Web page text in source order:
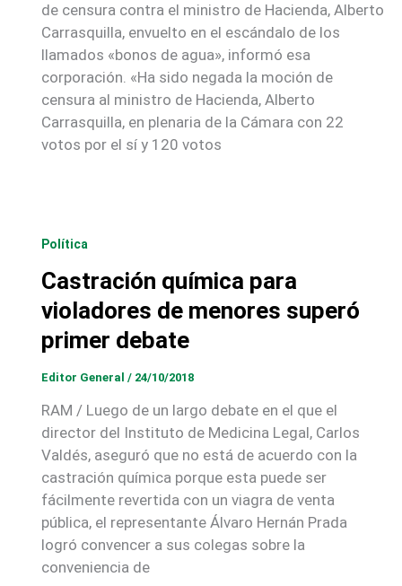
de censura contra el ministro de Hacienda, Alberto
Carrasquilla, envuelto en el escándalo de los
llamados «bonos de agua», informó esa
corporación. «Ha sido negada la moción de
censura al ministro de Hacienda, Alberto
Carrasquilla, en plenaria de la Cámara con 22
votos por el sí y 120 votos
Política
Castración química para
violadores de menores superó
primer debate
Editor General / 24/10/2018
RAM / Luego de un largo debate en el que el
director del Instituto de Medicina Legal, Carlos
Valdés, aseguró que no está de acuerdo con la
castración química porque esta puede ser
fácilmente revertida con un viagra de venta
pública, el representante Álvaro Hernán Prada
logró convencer a sus colegas sobre la
conveniencia de